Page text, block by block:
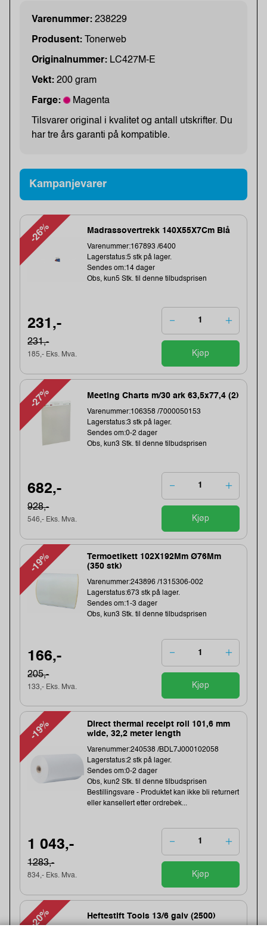
Varenummer: 238229
Produsent: Tonerweb
Originalnummer: LC427M-E
Vekt: 200 gram
Farge: Magenta
Tilsvarer original i kvalitet og antall utskrifter. Du
har tre års garanti på kompatible.
Kampanjevarer
-26% Madrassovertrekk 140X55X7Cm Blå
Varenummer:167893 /6400
Lagerstatus:5 stk på lager.
Sendes om:14 dager
Obs, kun5 Stk. til denne tilbudsprisen
231,-
231,-
185,- Eks. Mva. Kjøp
-27% Meeting Charts m/30 ark 63,5x77,4 (2)
Varenummer:106358 /7000050153
Lagerstatus:3 stk på lager.
Sendes om:0-2 dager
Obs, kun3 Stk. til denne tilbudsprisen
682,-
928,-
546,- Eks. Mva. Kjøp
-19%
Termoetikett 102X192Mm Ø76Mm
(350 stk)
Varenummer:243896 /1315306-002
Lagerstatus:673 stk på lager.
Sendes om:1-3 dager
Obs, kun3 Stk. til denne tilbudsprisen
166,-
205,-
133,- Eks. Mva. Kjøp
-19%
Direct thermal receipt roll 101,6 mm
wide, 32,2 meter length
Varenummer:240538 /BDL7J000102058
Lagerstatus:2 stk på lager.
Sendes om:0-2 dager
Obs, kun2 Stk. til denne tilbudsprisen
Bestillingsvare - Produktet kan ikke bli returnert
eller kansellert etter ordrebek...
1 043,-
1283,-
834,- Eks. Mva. Kjøp
-20% Heftestift Tools 13/6 galv (2500)